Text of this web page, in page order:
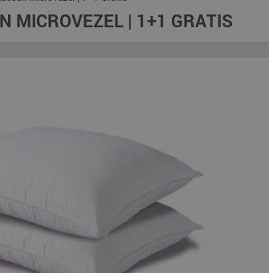
MICROVEZEL | 1+1 GRATIS